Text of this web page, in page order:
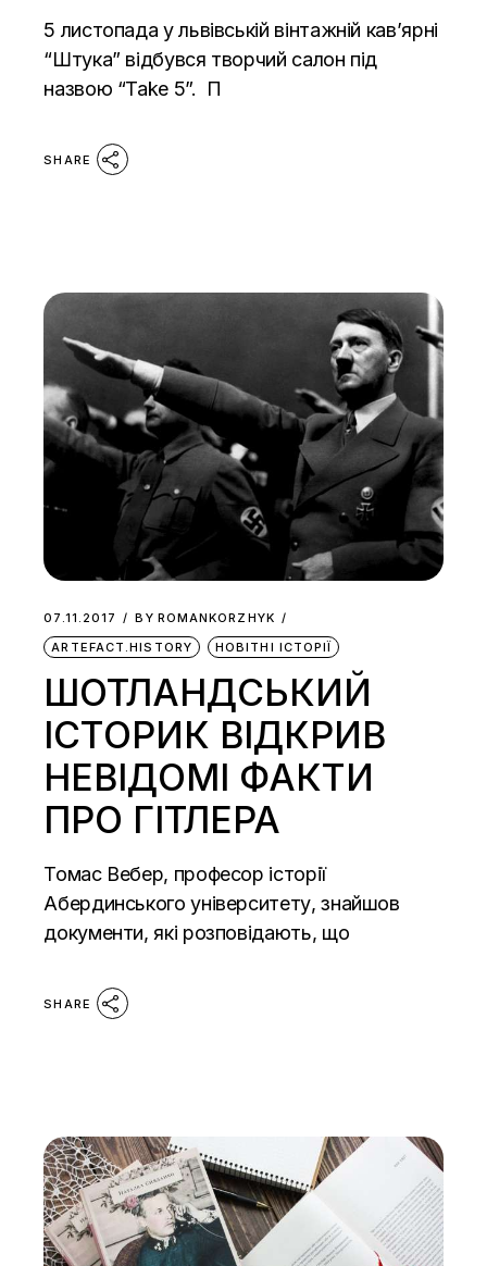
5 листопада у львівській вінтажній кав’ярні
“Штука” відбувся творчий салон під
назвою “Take 5”. П
SHARE
07.11.2017 BY ROMANKORZHYK
ARTEFACT.HISTORY
НОВІТНІ ІСТОРІЇ
ШОТЛАНДСЬКИЙ
ІСТОРИК ВІДКРИВ
НЕВІДОМІ ФАКТИ
ПРО ГІТЛЕРА
Томас Вебер, професор історії
Абердинського університету, знайшов
документи, які розповідають, що
SHARE